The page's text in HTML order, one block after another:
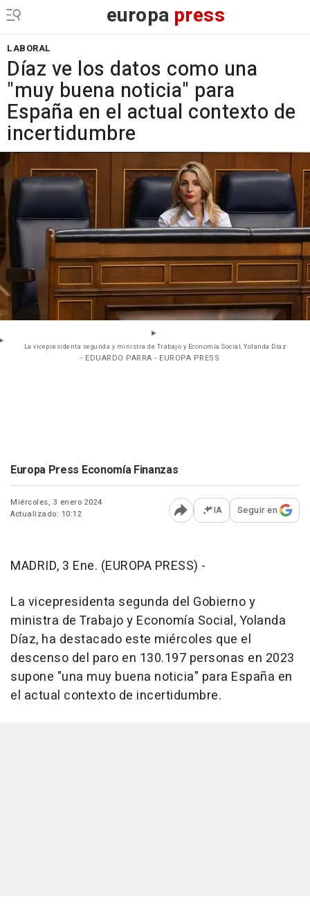
europa press
LABORAL
Díaz ve los datos como una
"muy buena noticia" para
España en el actual contexto de
incertidumbre
La vicepresidenta segunda y ministra de Trabajo y Economía Social, Yolanda Díaz
- EDUARDO PARRA - EUROPA PRESS
Europa Press Economía Finanzas
Miércoles, 3 enero 2024
Actualizado: 10:12
Abrir opciones para
IA Seguir en
MADRID, 3 Ene. (EUROPA PRESS) -
La vicepresidenta segunda del Gobierno y
ministra de Trabajo y Economía Social, Yolanda
Díaz, ha destacado este miércoles que el
descenso del paro en 130.197 personas en 2023
supone "una muy buena noticia" para España en
el actual contexto de incertidumbre.